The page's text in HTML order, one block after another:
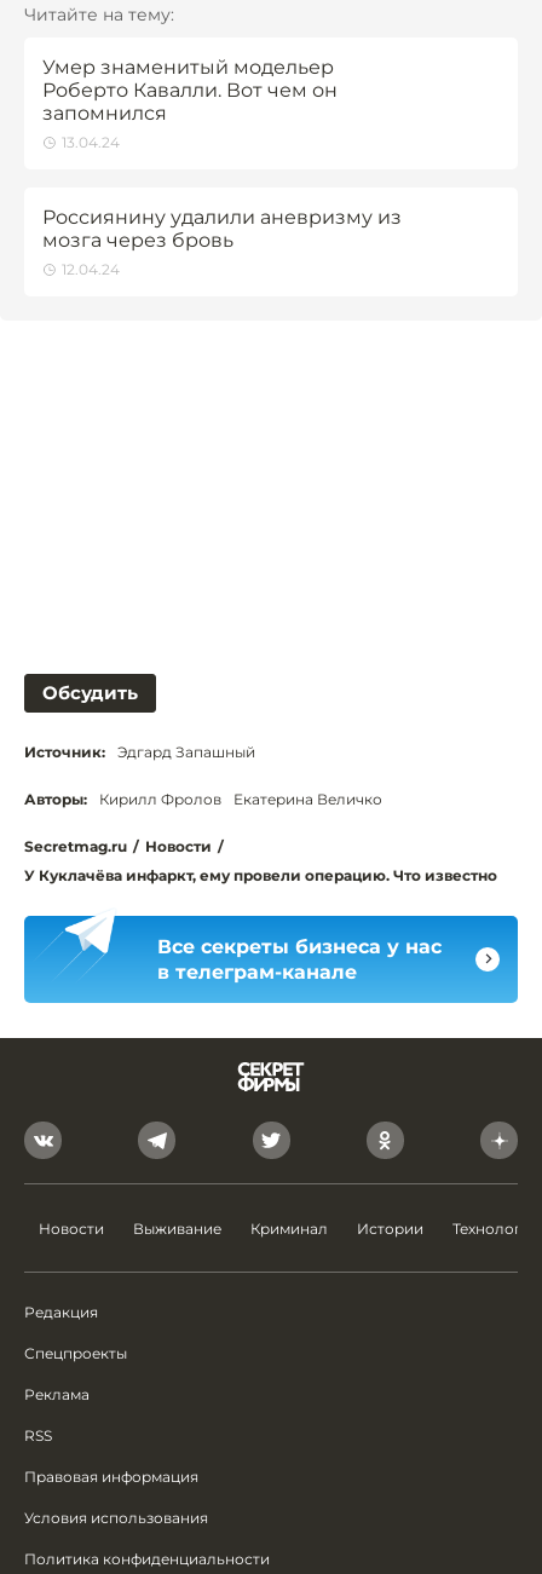
Читайте на тему:
Умер знаменитый модельер
Роберто Кавалли. Вот чем он
запомнился
13.04.24
Россиянину удалили аневризму из
мозга через бровь
12.04.24
Обсудить
Источник: Эдгард Запашный
Авторы: Кирилл Фролов Екатерина Величко
Secretmag.ru / Новости /
У Куклачёва инфаркт, ему провели операцию. Что известно
Все секреты бизнеса у нас
в телеграм-канале
Новости Выживание Криминал Истории Технологии
Редакция
Спецпроекты
Реклама
RSS
Правовая информация
Условия использования
Политика конфиденциальности